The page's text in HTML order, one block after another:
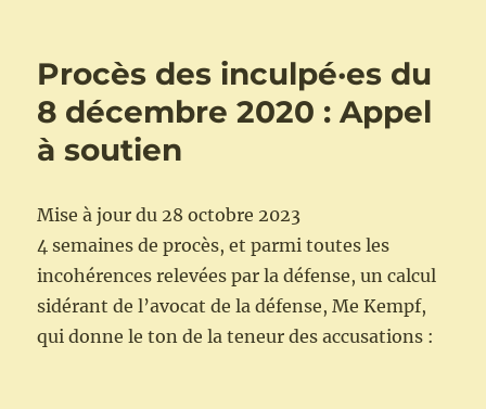
du
décembre
2020
:
du
verdict
au
22
Procès des inculpé·es du
8 décembre 2020 : Appel
à soutien
Mise à jour du 28 octobre 2023
4 semaines de procès, et parmi toutes les
incohérences relevées par la défense, un calcul
sidérant de l’avocat de la défense, Me Kempf,
qui donne le ton de la teneur des accusations :